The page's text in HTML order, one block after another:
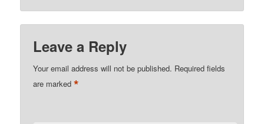
Leave a Reply
Your email address will not be published. Required fields
are marked*